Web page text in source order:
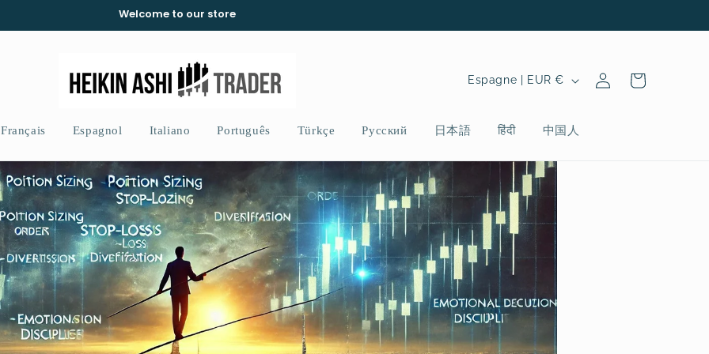
Welcome to our store
Français Espagnol Italiano Português Türkçe Русский 日本語 हिंदी 中国人
P
y
r
é
g
i
o
n
Espagne | EUR € ConnexionPanier